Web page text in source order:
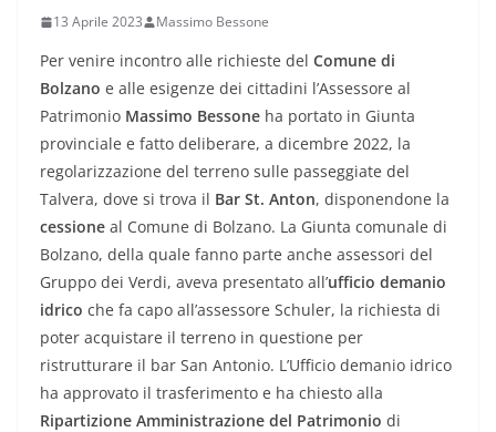
13 Aprile 2023 Massimo Bessone
Per venire incontro alle richieste del Comune di
Bolzano e alle esigenze dei cittadini l’Assessore al
Patrimonio Massimo Bessone ha portato in Giunta
provinciale e fatto deliberare, a dicembre 2022, la
regolarizzazione del terreno sulle passeggiate del
Talvera, dove si trova il Bar St. Anton, disponendone la
cessione al Comune di Bolzano. La Giunta comunale di
Bolzano, della quale fanno parte anche assessori del
Gruppo dei Verdi, aveva presentato all’ufficio demanio
idrico che fa capo all’assessore Schuler, la richiesta di
poter acquistare il terreno in questione per
ristrutturare il bar San Antonio. L’Ufficio demanio idrico
ha approvato il trasferimento e ha chiesto alla
Ripartizione Amministrazione del Patrimonio di